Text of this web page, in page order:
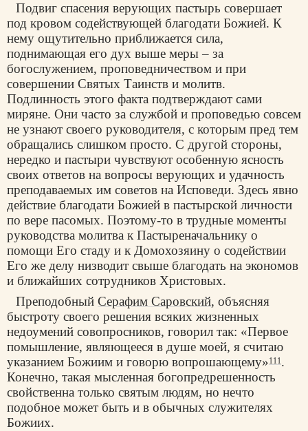
Подвиг спасения верующих пастырь совершает
под кровом содействующей благодати Божией. К
нему ощутительно приближается сила,
поднимающая его дух выше меры – за
богослужением, проповедничеством и при
совершении Святых Таинств и молитв.
Подлинность этого факта подтверждают сами
миряне. Они часто за службой и проповедью совсем
не узнают своего руководителя, с которым пред тем
обращались слишком просто. С другой стороны,
нередко и пастыри чувствуют особенную ясность
своих ответов на вопросы верующих и удачность
преподаваемых им советов на Исповеди. Здесь явно
действие благодати Божией в пастырской личности
по вере пасомых. Поэтому-то в трудные моменты
руководства молитва к Пастыреначальнику о
помощи Его стаду и к Домохозяину о содействии
Его же делу низводит свыше благодать на экономов
и ближайших сотрудников Христовых.
ПреподобныйСерафим Саровский, объясняя
быстроту своего решения всяких жизненных
недоумений совопросников, говорил так: «Первое
помышление, являющееся в душе моей, я считаю
указанием Божиим и говорю вопрошающему»111.
Конечно, такая мысленная богопредрешенность
свойственна только святым людям, но нечто
подобное может быть и в обычных служителях
Божиих.